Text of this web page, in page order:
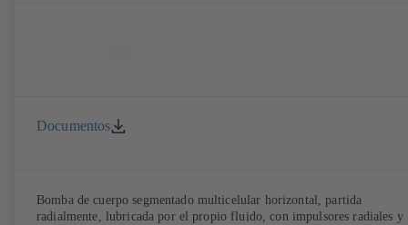
Documentos
Bomba de cuerpo segmentado multicelular horizontal, partida
radialmente, lubricada por el propio fluido, con impulsores radiales y